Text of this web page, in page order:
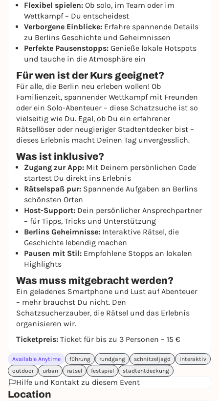
Flexibel spielen: Ob solo, im Team oder im
Wettkampf – Du entscheidest
Verborgene Einblicke: Erfahre spannende Details
zu Berlins Geschichte und Geheimnissen
Perfekte Pausenstopps: Genieße lokale Hotspots
und tauche in die Atmosphäre ein
Für wen ist der Kurs geeignet?
Für alle, die Berlin neu erleben wollen! Ob
Familienzeit, spannender Wettkampf mit Freunden
oder ein Solo-Abenteuer – diese Schatzsuche ist so
vielseitig wie Du. Egal, ob Du ein erfahrener
Rätsellöser oder neugieriger Stadtentdecker bist –
dieses Erlebnis macht Deinen Tag unvergesslich.
Was ist inklusive?
Zugang zur App: Mit Deinem persönlichen Code
startest Du direkt ins Erlebnis
Rätselspaß pur: Spannende Aufgaben an Berlins
schönsten Orten
Host-Support: Dein persönlicher Ansprechpartner
– für Tipps, Tricks und Unterstützung
Berlins Geheimnisse: Interaktive Rätsel, die
Geschichte lebendig machen
Pausen mit Stil: Empfohlene Stopps an lokalen
Highlights
Was muss mitgebracht werden?
Ein geladenes Smartphone und Lust auf Abenteuer
– mehr brauchst Du nicht. Den
Schatzsucherzauber, die Rätsel und das Erlebnis
organisieren wir.
Ticketpreis: Ticket für bis zu 3 Personen – 15 €
Available Anytime führung rundgang schnitzeljagd
interaktiv
outdoor
urban rätsel festspiel stadtentdeckung
Hilfe und Kontakt zu diesem Event
Location